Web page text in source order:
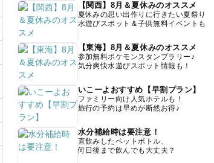
【関西】8月＆夏休みのオススメ
夏休みの思い出作りに行きたい夏祭り
水遊びスポット＆子供無料イベントも
【東海】8月＆夏休みのオススメ
参加無料ポケモンスタンプラリー♪
気分爽快水遊びスポット情報も！
いこーよおすすめ【早割プラン】
ファミリー向け人気ホテルも！
旅行の予約は早めが断然お得♪
水分補給時は要注意！
直飲みしたペットボトル、
何日後まで飲んでも大丈夫？